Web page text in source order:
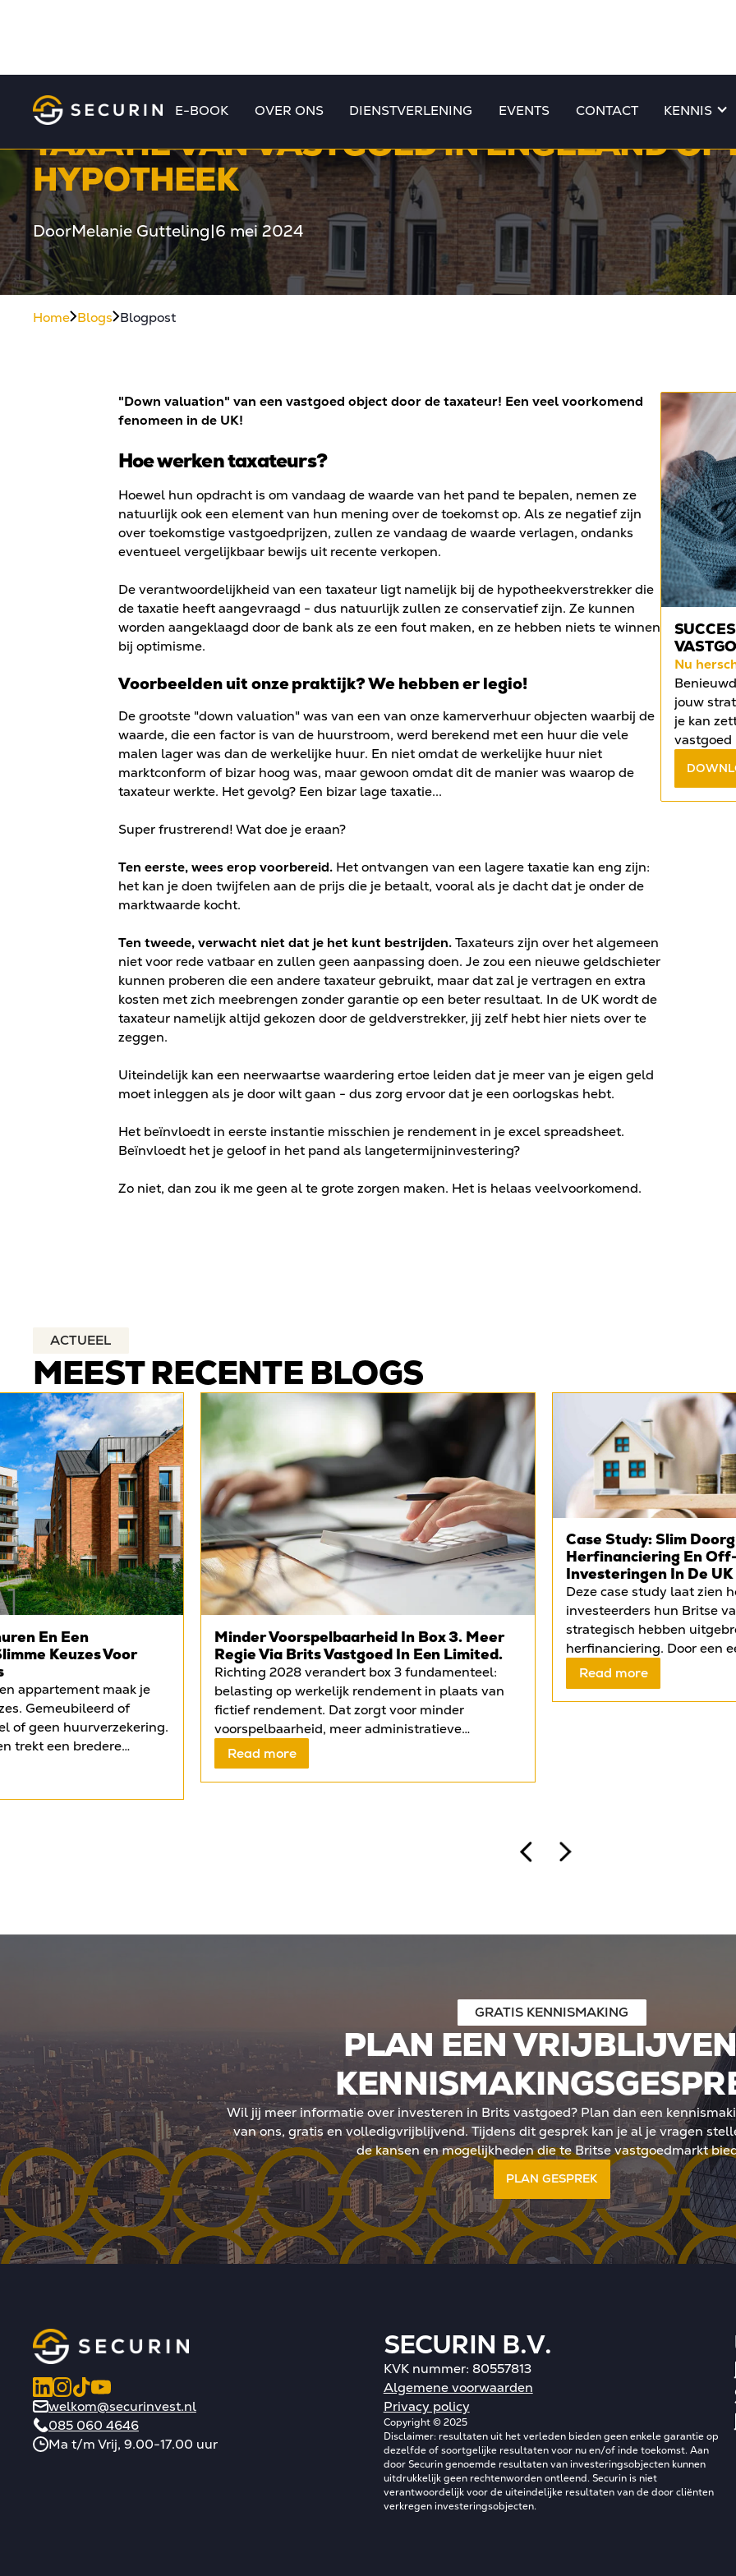
E-BOOK OVER ONS DIENSTVERLENING EVENTS CONTACT KENNIS
TAXATIE VAN VASTGOED IN ENGELAND OF
HYPOTHEEK
DoorMelanie Gutteling|6 mei 2024
Home Blogs Blogpost
"Down valuation" van een vastgoed object door de taxateur! Een veel voorkomend
fenomeen in de UK!
Hoe werken taxateurs?
Hoewel hun opdracht is om vandaag de waarde van het pand te bepalen, nemen ze
natuurlijk ook een element van hun mening over de toekomst op. Als ze negatief zijn
over toekomstige vastgoedprijzen, zullen ze vandaag de waarde verlagen, ondanks
eventueel vergelijkbaar bewijs uit recente verkopen.
De verantwoordelijkheid van een taxateur ligt namelijk bij de hypotheekverstrekker die
de taxatie heeft aangevraagd - dus natuurlijk zullen ze conservatief zijn. Ze kunnen
worden aangeklaagd door de bank als ze een fout maken, en ze hebben niets te winnen
bij optimisme.
Voorbeelden uit onze praktijk? We hebben er legio!
De grootste "down valuation" was van een van onze kamerverhuur objecten waarbij de
waarde, die een factor is van de huurstroom, werd berekend met een huur die vele
malen lager was dan de werkelijke huur. En niet omdat de werkelijke huur niet
marktconform of bizar hoog was, maar gewoon omdat dit de manier was waarop de
taxateur werkte. Het gevolg? Een bizar lage taxatie...
Super frustrerend! Wat doe je eraan?
Ten eerste, wees erop voorbereid.Het ontvangen van een lagere taxatie kan eng zijn:
het kan je doen twijfelen aan de prijs die je betaalt, vooral als je dacht dat je onder de
marktwaarde kocht.
Ten tweede, verwacht niet dat je het kunt bestrijden.Taxateurs zijn over het algemeen
niet voor rede vatbaar en zullen geen aanpassing doen. Je zou een nieuwe geldschieter
kunnen proberen die een andere taxateur gebruikt, maar dat zal je vertragen en extra
kosten met zich meebrengen zonder garantie op een beter resultaat. In de UK wordt de
taxateur namelijk altijd gekozen door de geldverstrekker, jij zelf hebt hier niets over te
zeggen.
Uiteindelijk kan een neerwaartse waardering ertoe leiden dat je meer van je eigen geld
moet inleggen als je door wilt gaan - dus zorg ervoor dat je een oorlogskas hebt.
Het beïnvloedt in eerste instantie misschien je rendement in je excel spreadsheet.
Beïnvloedt het je geloof in het pand als langetermijninvestering?
Zo niet, dan zou ik me geen al te grote zorgen maken. Het is helaas veelvoorkomend.
Nu
jouw
je kan
vastgoed
gratis e-
ACTUEEL
MEEST RECENTE BLOGS
En Een
Keuzes Voor
appartement maak je
Gemeubileerd of
of geen huurverzekering.
trekt een bredere
huur per maand. De
verzekering keert tijdelijk
keuze hangt af van
risicobereidheid. Beide
aan stabielere
Minder Voorspelbaarheid In Box 3. Meer
Regie Via Brits Vastgoed In Een Limited.
Richting 2028 verandert box 3 fundamenteel:
belasting op werkelijk rendement in plaats van
fictief rendement. Dat zorgt voor minder
voorspelbaarheid, meer administratieve
complexiteit en onzekerheid over de uiteindelijke
belastingdruk. Tegelijkertijd krijgen Nederlandse
vastgoedbeleggers te maken met strengere
vallen de aandelen in een Ltd doorgaans in box 2
voorspelbaarheid en strategische positionering in
een veranderend fiscaal landschap.
Read more
Case Study: Slim
Herfinanciering En
Investeringen In De UK
Deze case study laat zien
investeerders hun Britse
strategisch hebben
herfinanciering. Door een
Liverpool onder te
mortgage, konden zij
het object te verkopen en
begeleid, buitenlandse
Read more
GRATIS KENNISMAKING
PLAN EEN
Wil jij meer informatie over investeren in Brits vastgoed? Plan dan een
van ons, gratis en volledigvrijblijvend. Tijdens dit gesprek kan je al je vragen
de kansen en mogelijkheden die te Britse vastgoedmarkt
PLAN GESPREK
welkom@securinvest.nl
085 060 4646
Ma t/m Vrij, 9.00-17.00 uur
SECURIN B.V.
KVK nummer: 80557813
Algemene voorwaarden
Privacy policy
Copyright © 2025
Disclaimer: resultaten uit het verleden bieden geen enkele garantie op
dezelfde of soortgelijke resultaten voor nu en/of inde toekomst. Aan
door Securin genoemde resultaten van investeringsobjecten kunnen
uitdrukkelijk geen rechtenworden ontleend. Securin is niet
verantwoordelijk voor de uiteindelijke resultaten van de door cliënten
verkregen investeringsobjecten.